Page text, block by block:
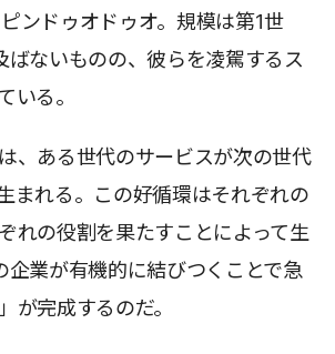
ンドゥオドゥオ。規模は第1世
ばないものの、彼らを凌駕するス
いる。
、ある世代のサービスが次の世代
まれる。この好循環はそれぞれの
れの役割を果たすことによって生
企業が有機的に結びつくことで急
が完成するのだ。